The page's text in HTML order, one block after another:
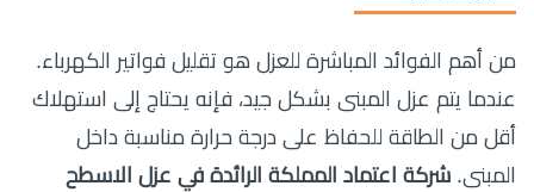
من أهم الفوائد المباشرة للعزل هو تقليل فواتير الكهرباء.
عندما يتم عزل المبنى بشكل جيد، فإنه يحتاج إلى استهلاك
أقل من الطاقة للحفاظ على درجة حرارة مناسبة داخل
المبنى. شركة اعتماد المملكة الرائدة في عزل الاسطح